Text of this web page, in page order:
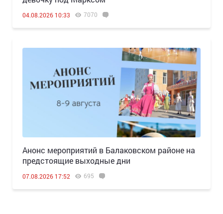
04.08.2026 10:33 7070
Анонс мероприятий в Балаковском районе на
предстоящие выходные дни
07.08.2026 17:52 695